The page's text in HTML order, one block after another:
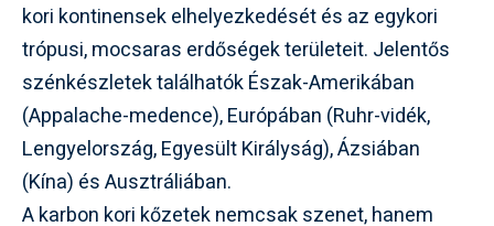
kori kontinensek elhelyezkedését és az egykori
trópusi, mocsaras erdőségek területeit. Jelentős
szénkészletek találhatók Észak-Amerikában
(Appalache-medence), Európában (Ruhr-vidék,
Lengyelország, Egyesült Királyság), Ázsiában
(Kína) és Ausztráliában.
A karbon kori kőzetek nemcsak szenet, hanem